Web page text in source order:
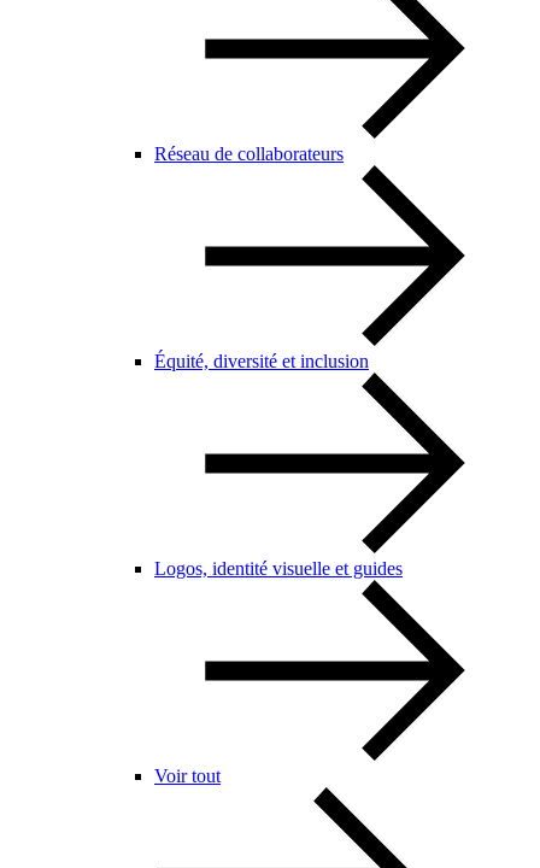
Réseau de collaborateurs
Équité, diversité et inclusion
Logos, identité visuelle et guides
Voir tout